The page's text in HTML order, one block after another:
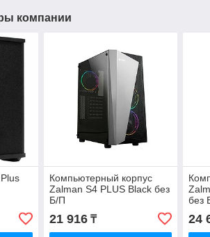
компании
Компьютерный корпус
Zalman S4 PLUS Black без
Б/П
21 916₸
без
24